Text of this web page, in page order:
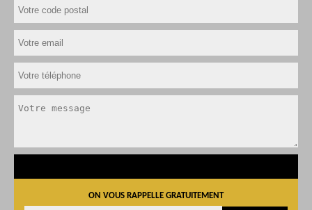
ON VOUS RAPPELLE GRATUITEMENT